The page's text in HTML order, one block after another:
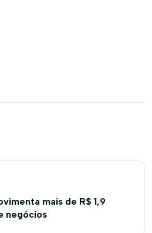
mais de R$ 1,9
negócios